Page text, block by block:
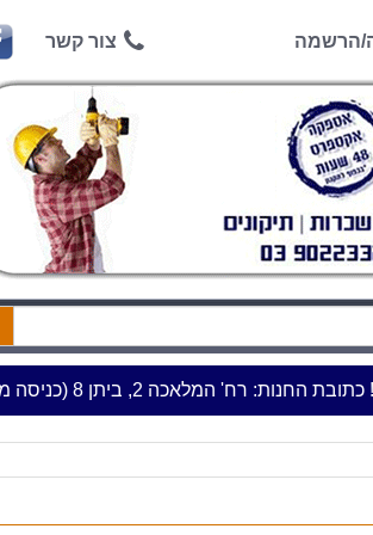
הרשמה צור קשר
רח' המלאכה 2, ביתן 8 (כניסה מרח' עמל 5) א.ת.פארק אפק, ראש העין***